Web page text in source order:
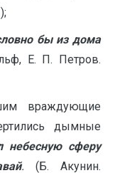
бы из дома
Е. П. Петров.
враждующие
дымные
небесную сферу
. (Б. Акунин.